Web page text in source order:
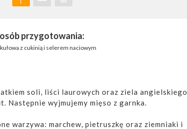
1
przygotowania:
z cukinią i selerem naciowym
soli, liści laurowych oraz ziela angielskiego
Następnie wyjmujemy mięso z garnka.
warzywa: marchew, pietruszkę oraz ziemniaki i